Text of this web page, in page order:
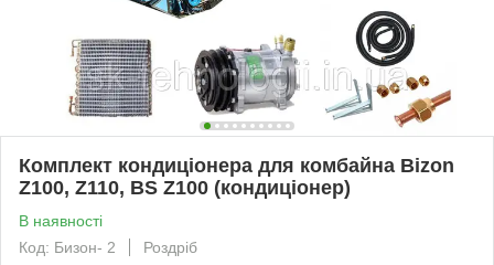
Комплект кондиціонера для комбайна Bizon
Z100, Z110, BS Z100 (кондиціонер)
В наявності
Код: Бизон- 2
Роздріб